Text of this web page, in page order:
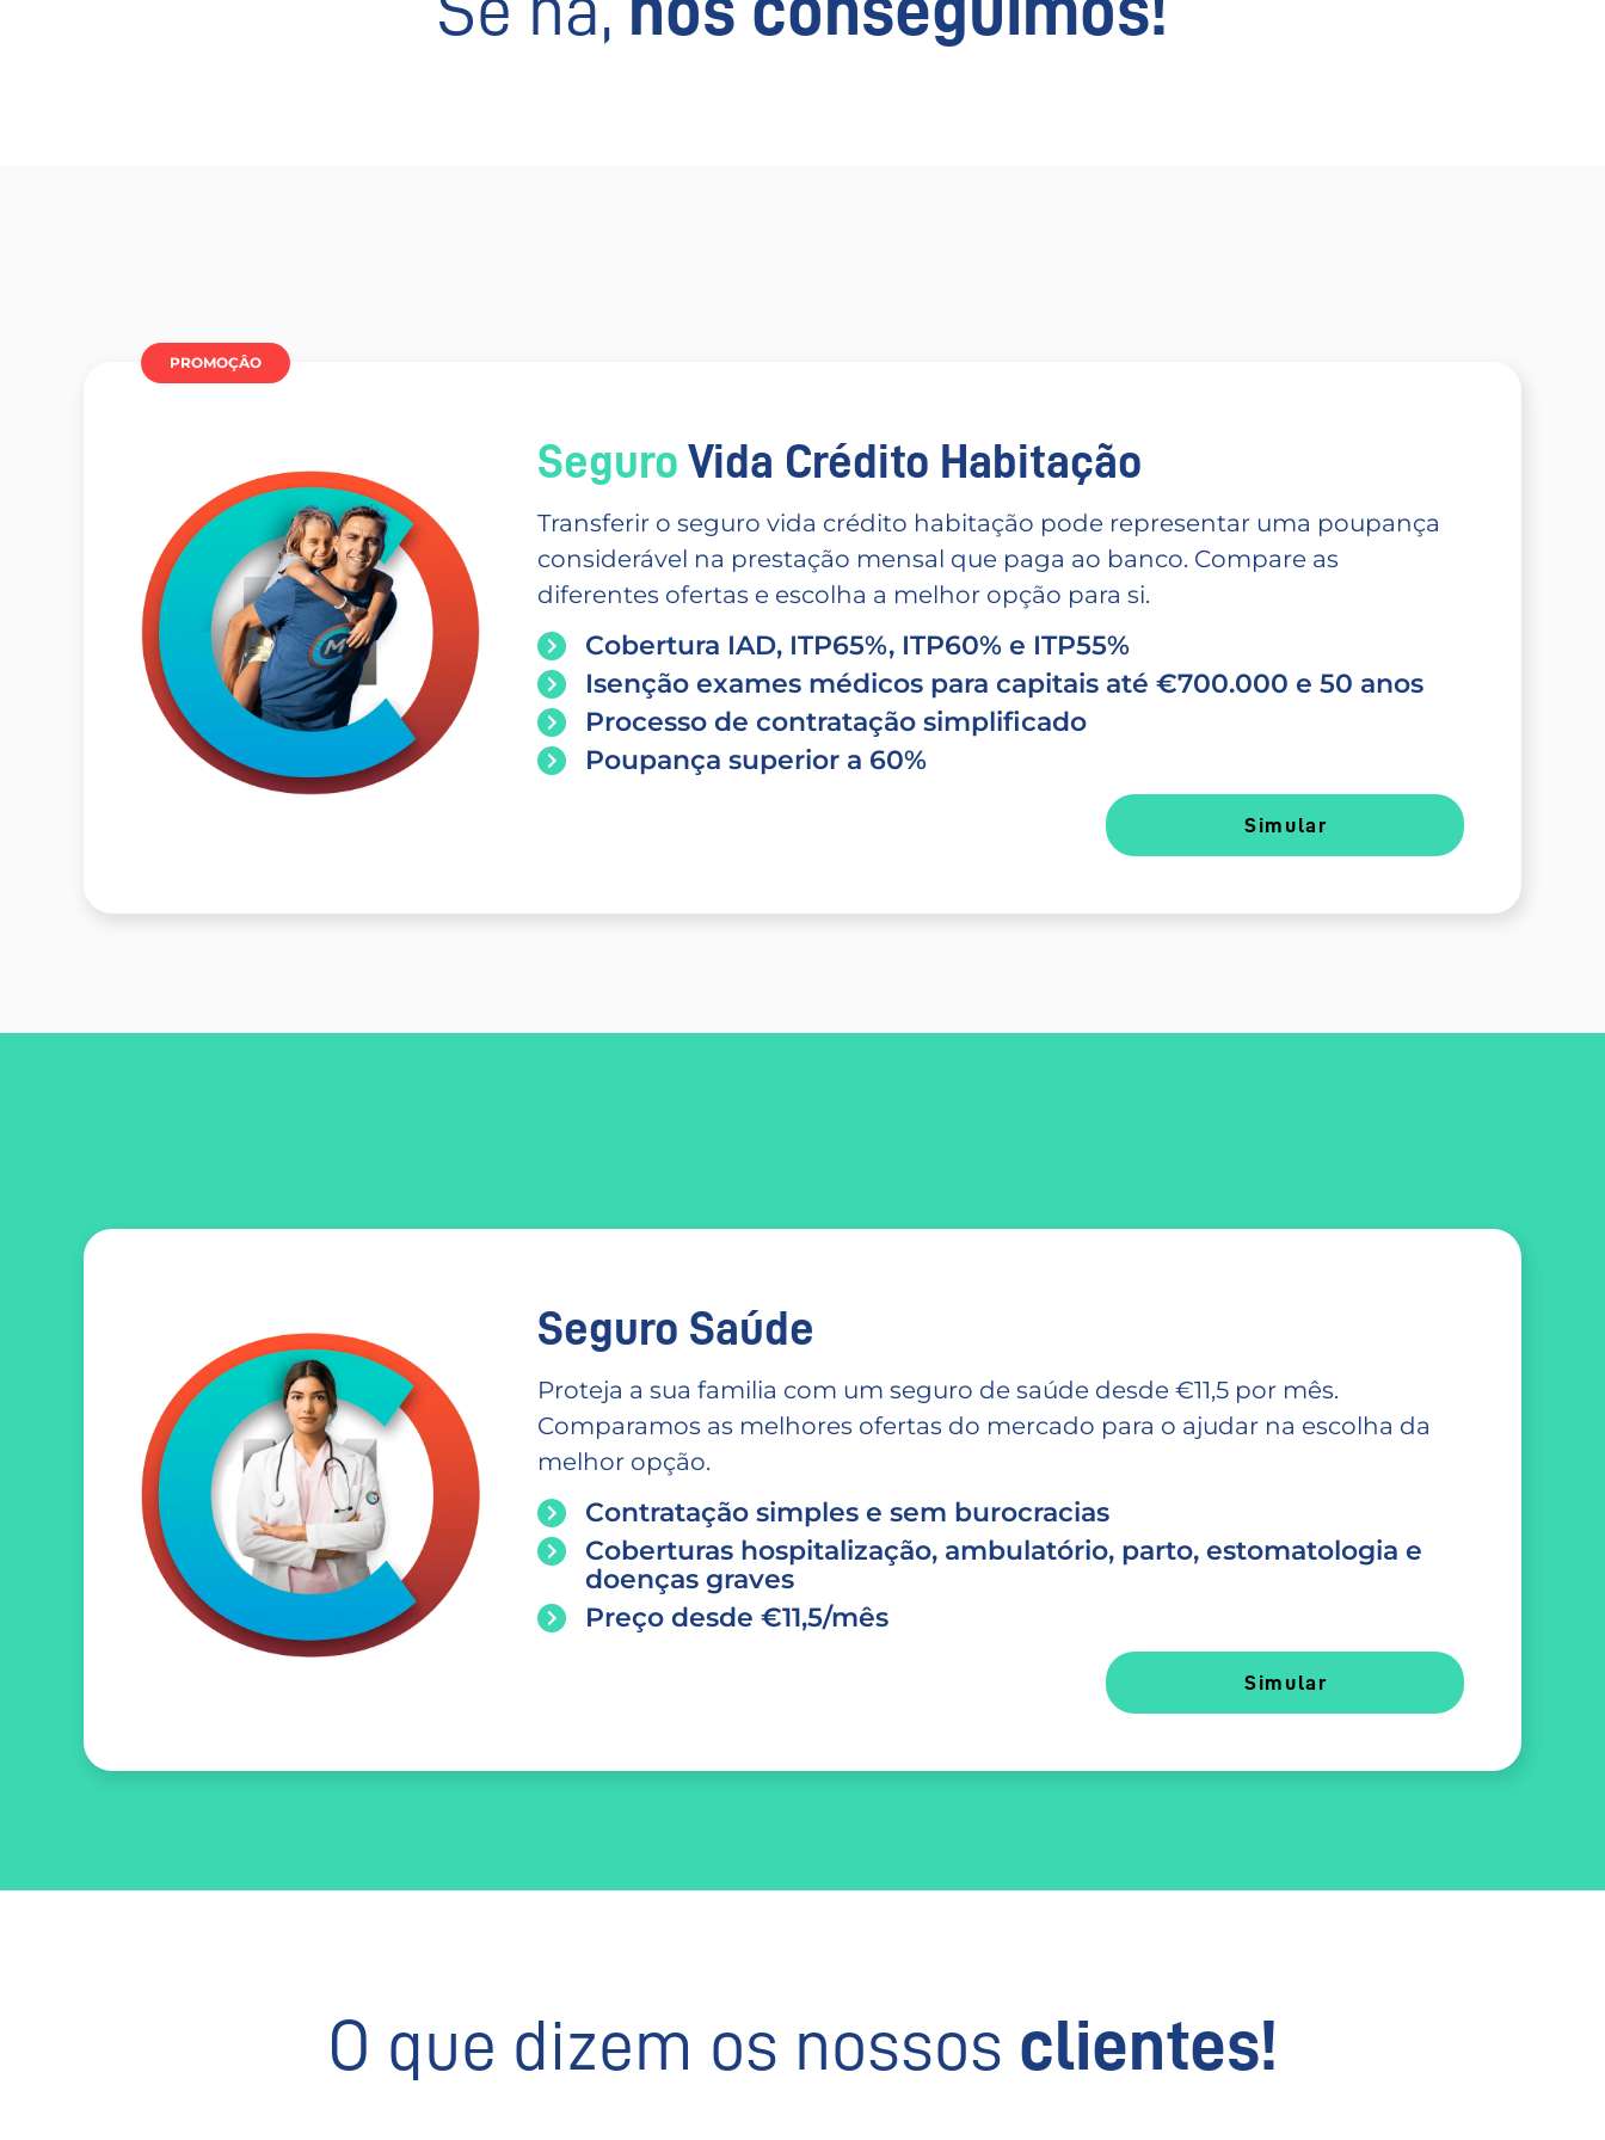
PROMOÇÂO
Seguro Vida Crédito Habitação
Transferir o seguro vida crédito habitação pode representar uma poupança
considerável na prestação mensal que paga ao banco. Compare as
diferentes ofertas e escolha a melhor opção para si.
Cobertura IAD, ITP65%, ITP60% e ITP55%
Isenção exames médicos para capitais até €700.000 e 50 anos
Processo de contratação simplificado
Poupança superior a 60%
Simular
Seguro Saúde
Proteja a sua familia com um seguro de saúde desde €11,5 por mês.
Comparamos as melhores ofertas do mercado para o ajudar na escolha da
melhor opção.
Contratação simples e sem burocracias
Coberturas hospitalização, ambulatório, parto, estomatologia e
doenças graves
Preço desde €11,5/mês
Simular
O que dizem os nossos clientes!